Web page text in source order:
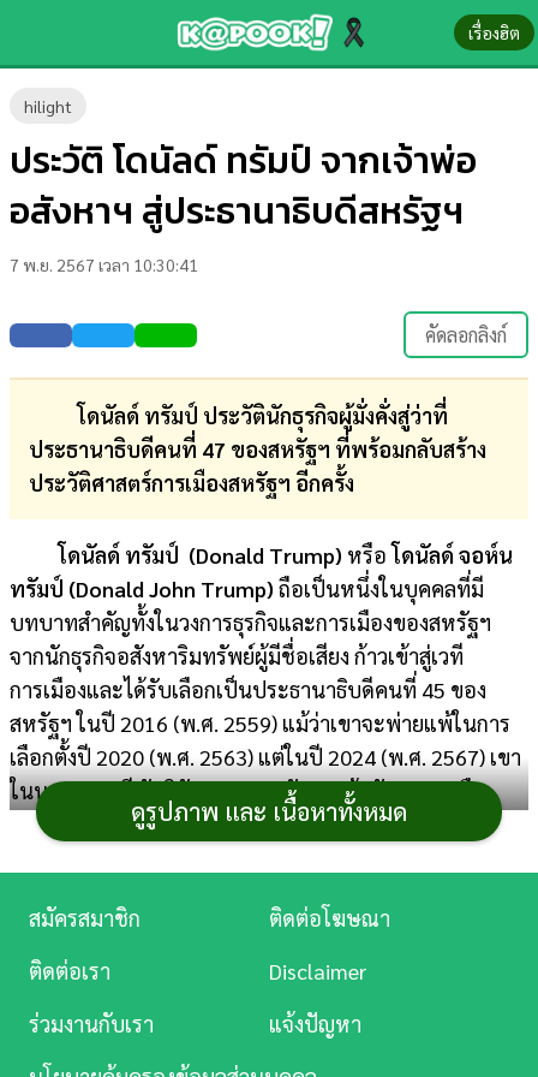
เรื่องฮิต
hilight
ประวัติ โดนัลด์ ทรัมป์ จากเจ้าพ่อ
อสังหาฯ สู่ประธานาธิบดีสหรัฐฯ
7 พ.ย. 2567 เวลา 10:30:41
คัดลอกลิงก์
โดนัลด์ ทรัมป์ ประวัตินักธุรกิจผู้มั่งคั่งสู่ว่าที่
ประธานาธิบดีคนที่ 47 ของสหรัฐฯ ที่พร้อมกลับสร้าง
ประวัติศาสตร์การเมืองสหรัฐฯ อีกครั้ง
โดนัลด์ ทรัมป์ (Donald Trump) หรือโดนัลด์ จอห์น
ทรัมป์ (Donald John Trump) ถือเป็นหนึ่งในบุคคลที่มี
บทบาทสำคัญทั้งในวงการธุรกิจและการเมืองของสหรัฐฯ
จากนักธุรกิจอสังหาริมทรัพย์ผู้มีชื่อเสียง ก้าวเข้าสู่เวที
การเมืองและได้รับเลือกเป็นประธานาธิบดีคนที่ 45 ของ
สหรัฐฯ ในปี 2016 (พ.ศ. 2559) แม้ว่าเขาจะพ่ายแพ้ในการ
เลือกตั้งปี 2020 (พ.ศ. 2563) แต่ในปี 2024 (พ.ศ. 2567) เขา
ในนามพรรครีพับลิกันสามารถกลับมาคว้าชัยชนะเหนือ
กมลา แฮร์ริส หรือ คามาลา แฮร์ริส (Kamala Harris) จาก
ของ "โดนัลด์ ทรัมป์
" ตั้งแต่วัยเด็กจนถึงการกลับมาสู่ทำเนียบ
ขาวอีกครั้ง
ดูรูปภาพ และ เนื้อหาทั้งหมด
ข่าว-
ความ
รู้
บันเทิง
ตรวจ
หวย
ผล
บอล
สด
การ
เงิน
การ
ศึกษา
บันเทิง
ดู
Music
สมัครสมาชิก
ติดต่อโฆษณา
ติดต่อเรา
Disclaimer
ร่วมงานกับเรา
แจ้งปัญหา